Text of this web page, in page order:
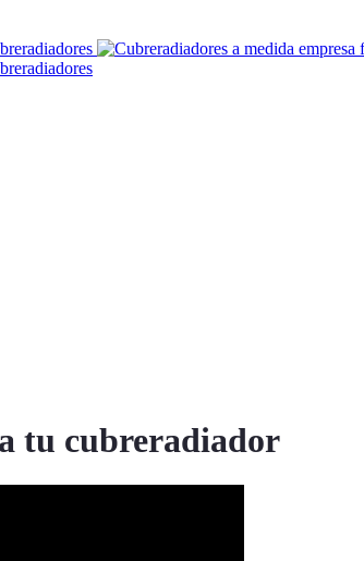
tu cubreradiador